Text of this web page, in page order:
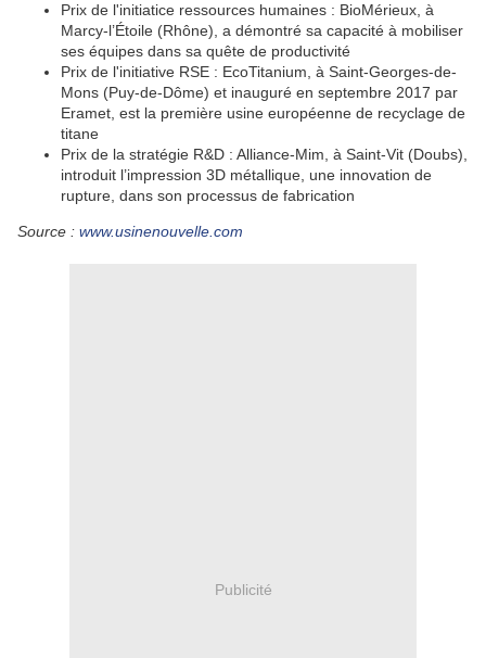
Prix de l'initiatice ressources humaines : BioMérieux, à
Marcy-l’Étoile (Rhône), a démontré sa capacité à mobiliser
ses équipes dans sa quête de productivité
Prix de l'initiative RSE : EcoTitanium, à Saint-Georges-de-
Mons (Puy-de-Dôme) et inauguré en septembre 2017 par
Eramet, est la première usine européenne de recyclage de
titane
Prix de la stratégie R&D : Alliance-Mim, à Saint-Vit (Doubs),
introduit l’impression 3D métallique, une innovation de
rupture, dans son processus de fabrication
Source : www.usinenouvelle.com
Publicité